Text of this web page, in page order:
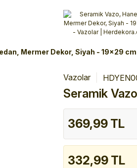
Alışverişlerinizde 3 Taksit Fırsatı!İlk
%10 Havale İndirimiŞimdi
Mermer Dekor, Siyah - 19x29 cm
Vazolar
Seramik
369,99 TL
332,99 TL